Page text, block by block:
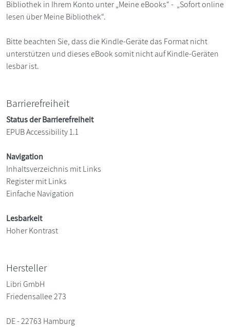
Bibliothek in Ihrem Konto unter „Meine eBooks“ - „Sofort online
lesen über Meine Bibliothek“.
Bitte beachten Sie, dass die Kindle-Geräte das Format nicht
unterstützen und dieses eBook somit nicht auf Kindle-Geräten
lesbar ist.
Barrierefreiheit
Status der Barrierefreiheit
EPUB Accessibility 1.1
Navigation
Inhaltsverzeichnis mit Links
Register mit Links
Einfache Navigation
Lesbarkeit
Hoher Kontrast
Hersteller
Libri GmbH
Friedensallee 273
DE - 22763 Hamburg